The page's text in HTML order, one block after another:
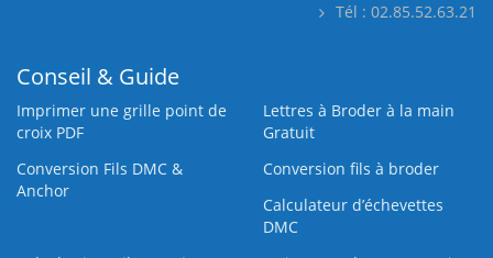
Tél : 02.85.52.63.21
Conseil & Guide
Imprimer une grille point de
croix PDF
Lettres à Broder à la main
Gratuit
Conversion Fils DMC &
Anchor
Conversion fils à broder
Calculateur d’échevettes
DMC